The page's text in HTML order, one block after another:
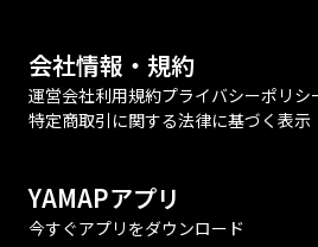
会社情報・規約
運営会社利用規約プライバシーポリシ
特定商取引に関する法律に基づく表示
YAMAPアプリ
今すぐアプリをダウンロード